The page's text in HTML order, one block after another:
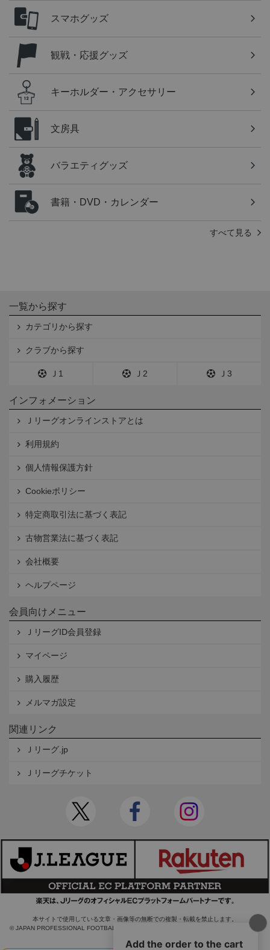
スマホグッズ
観戦・応援グッズ
キーホルダー・アクセサリー
文房具
バラエティグッズ
書籍・DVD・カレンダー
すべて見る
一覧から探す
カテゴリから探す
クラブから探す
Ｊ1 Ｊ2 Ｊ3
インフォメーション
Ｊリーグオンラインストアとは
利用規約
個人情報保護方針
Cookieポリシー
特定商取引法に基づく表記
古物営業法に基づく表記
会社概要
ヘルプページ
会員向けメニュー
ＪリーグID会員登録
マイページ
購入履歴
メルマガ設定
関連リンク
Ｊリーグ.jp
Ｊリーグチケット
本サイトで使用している文章・画像等の無断での複製・転載を禁止します。
© JAPAN PROFESSIONAL FOOTBALL LEAGUE Rakuten Group, Inc. ALL RIGHTS RE